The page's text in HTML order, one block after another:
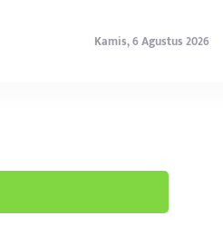
Kamis, 6 Agustus 2026